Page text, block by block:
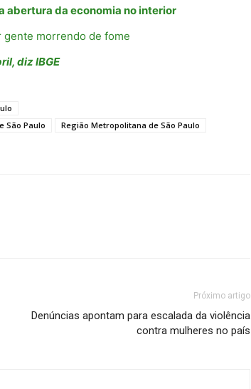
abertura da economia no interior
gente morrendo de fome
diz IBGE
São Paulo
Região Metropolitana de São Paulo
Próximo artigo
Denúncias apontam para escalada da violência
contra mulheres no país